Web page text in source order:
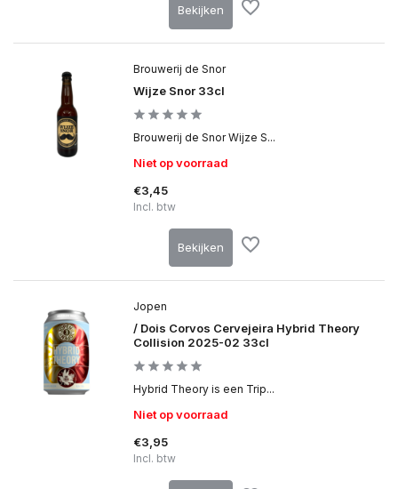
Bekijken
Brouwerij de Snor
Wijze Snor 33cl
Brouwerij de Snor Wijze S...
Niet op voorraad
€3,45
Incl. btw
Bekijken
Jopen
/ Dois Corvos Cervejeira Hybrid Theory
Collision 2025-02 33cl
Hybrid Theory is een Trip...
Niet op voorraad
€3,95
Incl. btw